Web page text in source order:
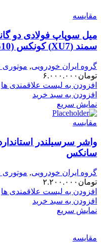
مقایسه
سمند (XU7) کونکس TEKSIN(00201510)
گروه ایران خودرویی, موتوری
تومان ۶.۰۰۰.۰۰۰
افزودن به لیست علاقمندی ها
افزودن به سبد خرید
نمایش سریع
مقایسه
سانکس
گروه ایران خودرویی, موتوری
تومان ۲.۲۰۰.۰۰۰
افزودن به لیست علاقمندی ها
افزودن به سبد خرید
نمایش سریع
مقایسه